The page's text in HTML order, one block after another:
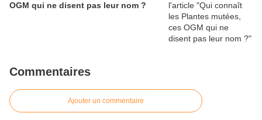
OGM qui ne disent pas leur nom ?
Commentaires
Ajouter un commentaire